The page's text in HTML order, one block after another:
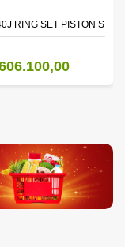
RING SET PISTON STD